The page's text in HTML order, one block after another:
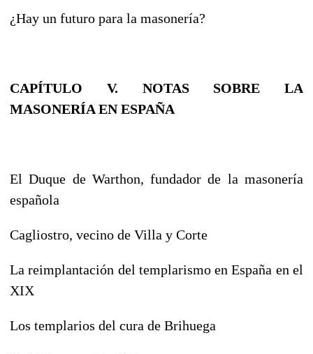
¿Hay un futuro para la masonería?
CAPÍTULO V. NOTAS SOBRE LA
MASONERÍA EN ESPAÑA
El Duque de Warthon, fundador de la masonería
española
Cagliostro, vecino de Villa y Corte
La reimplantación del templarismo en España en el
XIX
Los templarios del cura de Brihuega